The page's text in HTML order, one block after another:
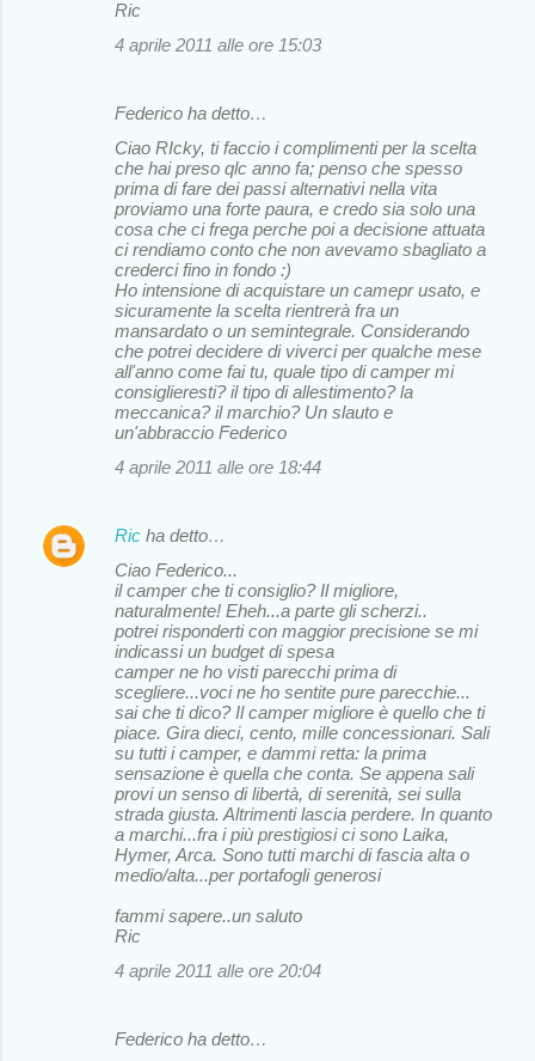
Ric
4 aprile 2011 alle ore 15:03
Federico ha detto…
Ciao RIcky, ti faccio i complimenti per la scelta
che hai preso qlc anno fa; penso che spesso
prima di fare dei passi alternativi nella vita
proviamo una forte paura, e credo sia solo una
cosa che ci frega perche poi a decisione attuata
ci rendiamo conto che non avevamo sbagliato a
crederci fino in fondo :)
Ho intensione di acquistare un camepr usato, e
sicuramente la scelta rientrerà fra un
mansardato o un semintegrale. Considerando
che potrei decidere di viverci per qualche mese
all'anno come fai tu, quale tipo di camper mi
consiglieresti? il tipo di allestimento? la
meccanica? il marchio? Un slauto e
un'abbraccio Federico
4 aprile 2011 alle ore 18:44
Ric ha detto…
Ciao Federico...
il camper che ti consiglio? Il migliore,
naturalmente! Eheh...a parte gli scherzi..
potrei risponderti con maggior precisione se mi
indicassi un budget di spesa
camper ne ho visti parecchi prima di
scegliere...voci ne ho sentite pure parecchie...
sai che ti dico? Il camper migliore è quello che ti
piace. Gira dieci, cento, mille concessionari. Sali
su tutti i camper, e dammi retta: la prima
sensazione è quella che conta. Se appena sali
provi un senso di libertà, di serenità, sei sulla
strada giusta. Altrimenti lascia perdere. In quanto
a marchi...fra i più prestigiosi ci sono Laika,
Hymer, Arca. Sono tutti marchi di fascia alta o
medio/alta...per portafogli generosi
fammi sapere..un saluto
Ric
4 aprile 2011 alle ore 20:04
Federico ha detto…